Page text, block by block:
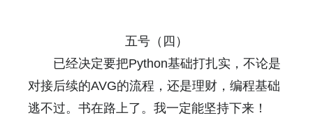
五号（四）
已经决定要把Python基础打扎实，不论是
对接后续的AVG的流程，还是理财，编程基础
逃不过。书在路上了。我一定能坚持下来！